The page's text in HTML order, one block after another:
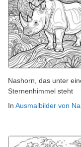
Nashorn, das unter
Sternenhimmel steht
In Ausmalbilder von